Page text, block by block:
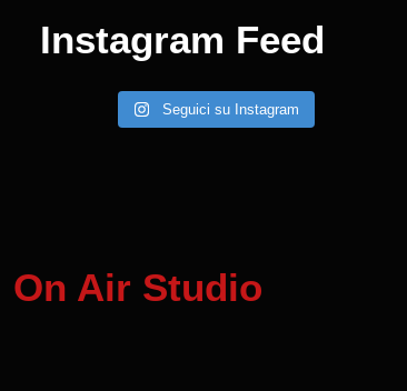
Instagram Feed
Seguici su Instagram
On Air Studio